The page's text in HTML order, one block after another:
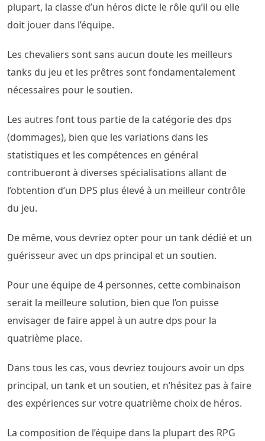
plupart, la classe d’un héros dicte le rôle qu’il ou elle
doit jouer dans l’équipe.
Les chevaliers sont sans aucun doute les meilleurs
tanks du jeu et les prêtres sont fondamentalement
nécessaires pour le soutien.
Les autres font tous partie de la catégorie des dps
(dommages), bien que les variations dans les
statistiques et les compétences en général
contribueront à diverses spécialisations allant de
l’obtention d’un DPS plus élevé à un meilleur contrôle
du jeu.
De même, vous devriez opter pour un tank dédié et un
guérisseur avec un dps principal et un soutien.
Pour une équipe de 4 personnes, cette combinaison
serait la meilleure solution, bien que l’on puisse
envisager de faire appel à un autre dps pour la
quatrième place.
Dans tous les cas, vous devriez toujours avoir un dps
principal, un tank et un soutien, et n’hésitez pas à faire
des expériences sur votre quatrième choix de héros.
La composition de l’équipe dans la plupart des RPG